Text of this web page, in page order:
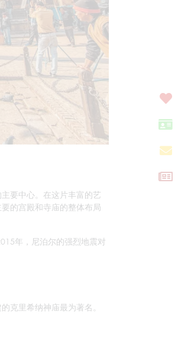
要中心。在这片丰富的艺
的宫殿和寺庙的整体布局
年，尼泊尔的强烈地震对
克里希纳神庙最为著名。